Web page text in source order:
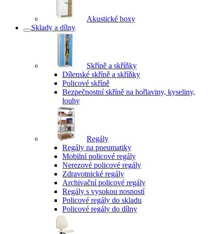
Akustické boxy
Sklady a dílny
Skříně a skříňky
Dílenské skříně a skříňky
Policové skříně
Bezpečnostní skříně na hořlaviny, kyseliny,
louhy
Regály
Regály na pneumatiky
Mobilní policové regály
Nerezové policové regály
Zdravotnické regály
Archivační policové regály
Regály s vysokou nosností
Policové regály do skladu
Policové regály do dílny